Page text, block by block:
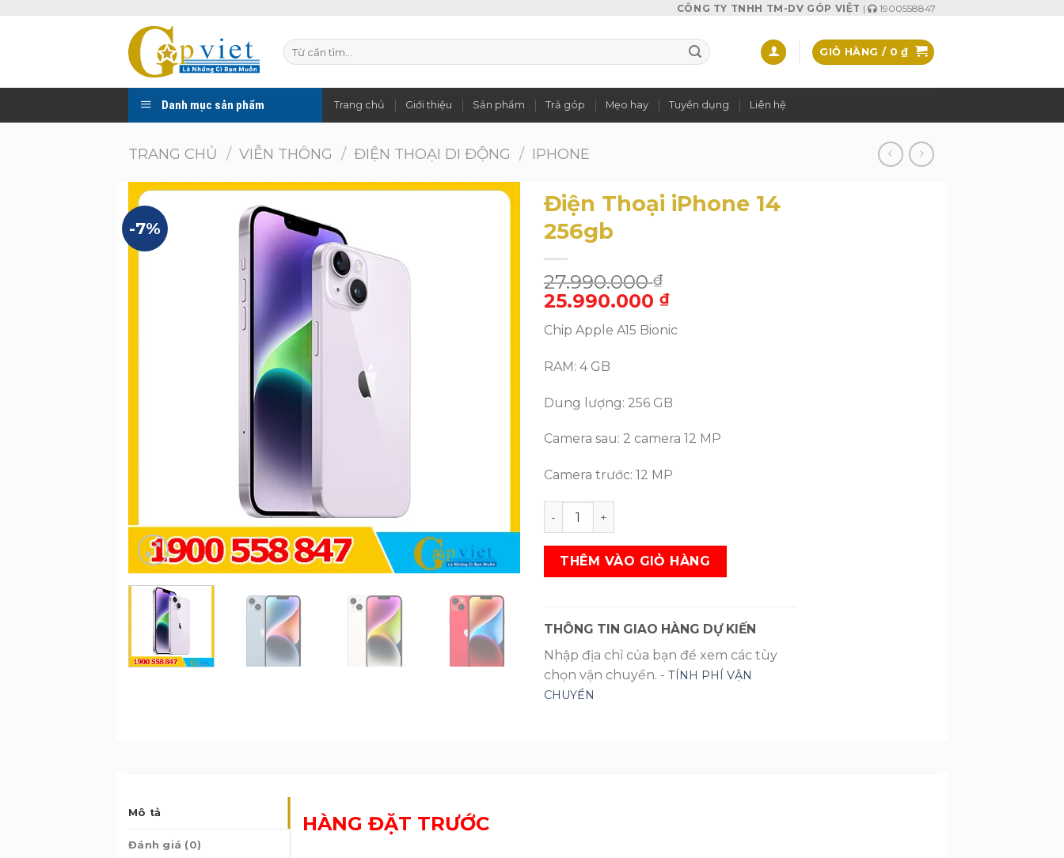
CÔNG TY TNHH TM-DV GÓP VIỆT | 1900558847
Tìm
kiếm:
GIỎ HÀNG / 0₫
Danh mục sản phẩm Trang chủ Giới thiệu Sản phẩm Trả góp Mẹo hay Tuyển dụng Liên hệ
TRANG CHỦ / VIỄN THÔNG / ĐIỆN THOẠI DI ĐỘNG / IPHONE
-7%
Điện Thoại iPhone 14
256gb
27.990.000₫
Giá
gốc
là:
27.990.000 ₫.
25.990.000 ₫Giá
hiện
tại
Chip Apple A15 Bionic
RAM: 4 GB
Dung lượng: 256 GB
Camera sau: 2 camera 12 MP
Camera trước: 12 MP
Điện Thoại iPhone 14 256gb SL
THÊM VÀO GIỎ HÀNG
THÔNG TIN GIAO HÀNG DỰ KIẾN
Nhập địa chỉ của bạn để xem các tùy
chọn vận chuyển. - TÍNH PHÍ VẬN
CHUYỂN
Mô tả
Đánh giá (0)
HÀNG ĐẶT TRƯỚC